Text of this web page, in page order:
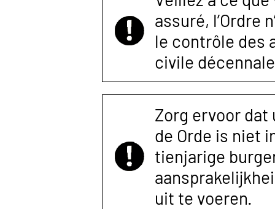
assuré, l’Ordre
le contrôle des
civile
Zorg ervoor
de Orde is niet
tienjarige
uit te voeren.